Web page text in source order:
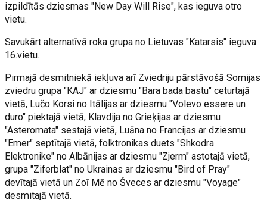
izpildītās dziesmas "New Day Will Rise", kas ieguva otro
vietu.
Savukārt alternatīvā roka grupa no Lietuvas "Katarsis" ieguva
16.vietu.
Pirmajā desmitniekā iekļuva arī Zviedriju pārstāvošā Somijas
zviedru grupa "KAJ" ar dziesmu "Bara bada bastu" ceturtajā
vietā, Lučo Korsi no Itālijas ar dziesmu "Volevo essere un
duro" piektajā vietā, Klavdija no Grieķijas ar dziesmu
"Asteromata" sestajā vietā, Luāna no Francijas ar dziesmu
"Emer" septītajā vietā, folktronikas duets "Shkodra
Elektronike" no Albānijas ar dziesmu "Zjerm" astotajā vietā,
grupa "Ziferblat" no Ukrainas ar dziesmu "Bird of Pray"
devītajā vietā un Zoī Mē no Šveces ar dziesmu "Voyage"
desmitajā vietā.